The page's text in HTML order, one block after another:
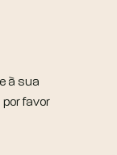
à sua
por favor